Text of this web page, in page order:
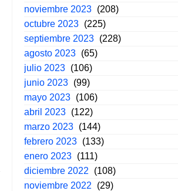
noviembre 2023 (208)
octubre 2023 (225)
septiembre 2023 (228)
agosto 2023 (65)
julio 2023 (106)
junio 2023 (99)
mayo 2023 (106)
abril 2023 (122)
marzo 2023 (144)
febrero 2023 (133)
enero 2023 (111)
diciembre 2022
(108)
noviembre 2022
(29)